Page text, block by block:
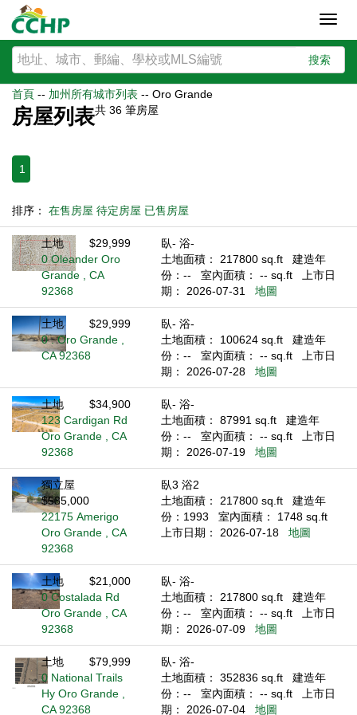
搜索
首頁 -- 加州所有城市列表 -- Oro Grande
房屋列表共 36 筆房屋
1
排序： 在售房屋 待定房屋 已售房屋
土地
$29,999
0 Oleander Oro
Grande , CA
92368
臥- 浴-
土地面積： 217800 sq.ft
建造年
份：--
室內面積： -- sq.ft
上市日
期： 2026-07-31
地圖
土地
$29,999
0 . Oro Grande ,
CA 92368
臥- 浴-
土地面積： 100624 sq.ft
建造年
份：--
室內面積： -- sq.ft
上市日
期： 2026-07-28
地圖
土地
$34,900
123 Cardigan Rd
Oro Grande , CA
92368
臥- 浴-
土地面積： 87991 sq.ft
建造年
份：--
室內面積： -- sq.ft
上市日
期： 2026-07-19
地圖
獨立屋
$535,000
22175 Amerigo
Oro Grande , CA
92368
臥3 浴2
土地面積： 217800 sq.ft
建造年
份：1993
室內面積： 1748 sq.ft
上市日期： 2026-07-18
地圖
土地
$21,000
0 Costalada Rd
Oro Grande , CA
92368
臥- 浴-
土地面積： 217800 sq.ft
建造年
份：--
室內面積： -- sq.ft
上市日
期： 2026-07-09
地圖
土地
$79,999
0 National Trails
Hy Oro Grande ,
CA 92368
臥- 浴-
土地面積： 352836 sq.ft
建造年
份：--
室內面積： -- sq.ft
上市日
期： 2026-07-04
地圖